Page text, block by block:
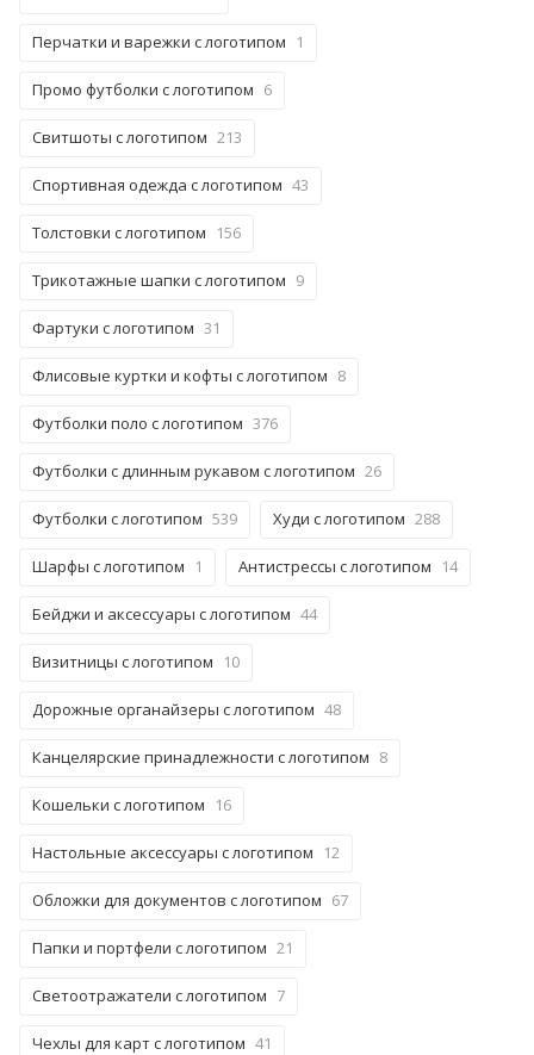
Перчатки и варежки с логотипом 1
Промо футболки с логотипом 6
Свитшоты с логотипом 213
Спортивная одежда с логотипом 43
Толстовки с логотипом 156
Трикотажные шапки с логотипом 9
Фартуки с логотипом 31
Флисовые куртки и кофты с логотипом 8
Футболки поло с логотипом 376
Футболки с длинным рукавом с логотипом 26
Футболки с логотипом 539 Худи с логотипом 288
Шарфы с логотипом 1 Антистрессы с логотипом 14
Бейджи и аксессуары с логотипом 44
Визитницы с логотипом 10
Дорожные органайзеры с логотипом 48
Канцелярские принадлежности с логотипом 8
Кошельки с логотипом 16
Настольные аксессуары с логотипом 12
Обложки для документов с логотипом 67
Папки и портфели с логотипом 21
Светоотражатели с логотипом 7
Чехлы для карт с логотипом 41